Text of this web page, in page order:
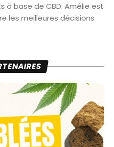
base de CBD. Amélie est
les meilleures décisions